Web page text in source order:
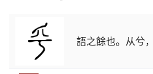
語之餘也。从兮